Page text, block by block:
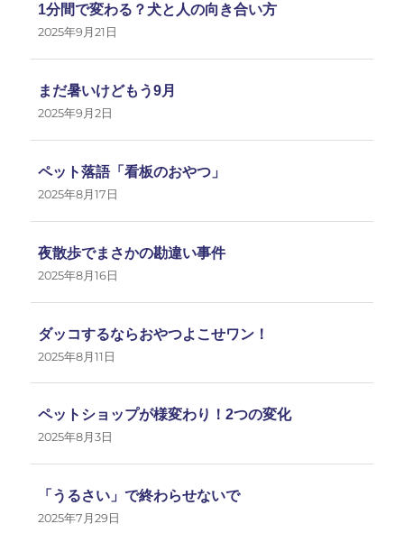
1分間で変わる？犬と人の向き合い方
2025年9月21日
まだ暑いけどもう9月
2025年9月2日
ペット落語「看板のおやつ」
2025年8月17日
夜散歩でまさかの勘違い事件
2025年8月16日
ダッコするならおやつよこせワン！
2025年8月11日
ペットショップが様変わり！2つの変化
2025年8月3日
「うるさい」で終わらせないで
2025年7月29日